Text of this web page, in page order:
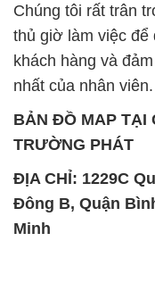
Chúng tôi rất trân
thủ giờ làm việc
khách hàng và
nhất của nhân viên.
BẢN ĐỒ MAP TẠI
TRƯỜNG PHÁT
ĐỊA CHỈ: 1229C
Đông B, Quận
Minh